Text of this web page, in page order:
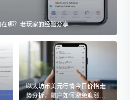
哪？老玩家的经验分享
以太坊币美元行情今日价格走
势分析，散户如何避免追涨杀